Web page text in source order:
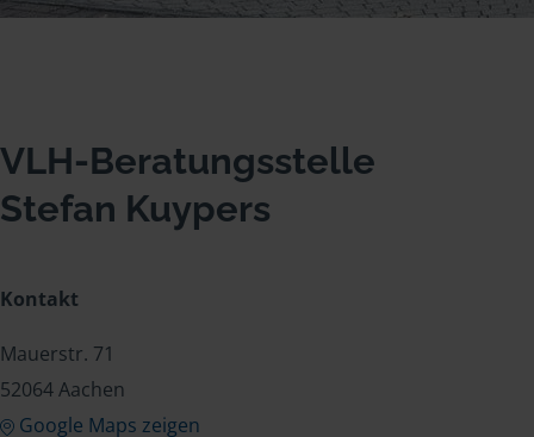
VLH-Beratungsstelle
Stefan Kuypers
Kontakt
Mauerstr. 71
52064 Aachen
Google Maps zeigen